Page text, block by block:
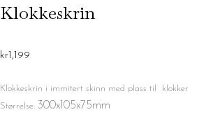
Klokkeskrin
kr1,199
Klokkeskrin i immitert skinn med plass til klokker
Størrelse: 300x105x75mm